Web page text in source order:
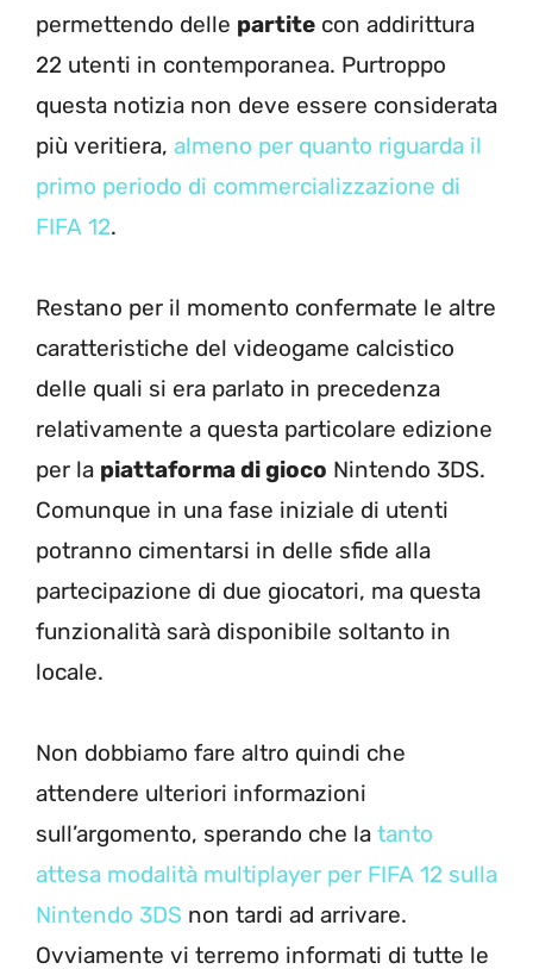
permettendo delle partite con addirittura
22 utenti in contemporanea. Purtroppo
questa notizia non deve essere considerata
più veritiera, almeno per quanto riguarda il
primo periodo di commercializzazione di
FIFA 12.
Restano per il momento confermate le altre
caratteristiche del videogame calcistico
delle quali si era parlato in precedenza
relativamente a questa particolare edizione
per la piattaforma di gioco Nintendo 3DS.
Comunque in una fase iniziale di utenti
potranno cimentarsi in delle sfide alla
partecipazione di due giocatori, ma questa
funzionalità sarà disponibile soltanto in
locale.
Non dobbiamo fare altro quindi che
attendere ulteriori informazioni
sull’argomento, sperando che la tanto
attesa modalità multiplayer per FIFA 12 sulla
Nintendo 3DS non tardi ad arrivare.
Ovviamente vi terremo informati di tutte le